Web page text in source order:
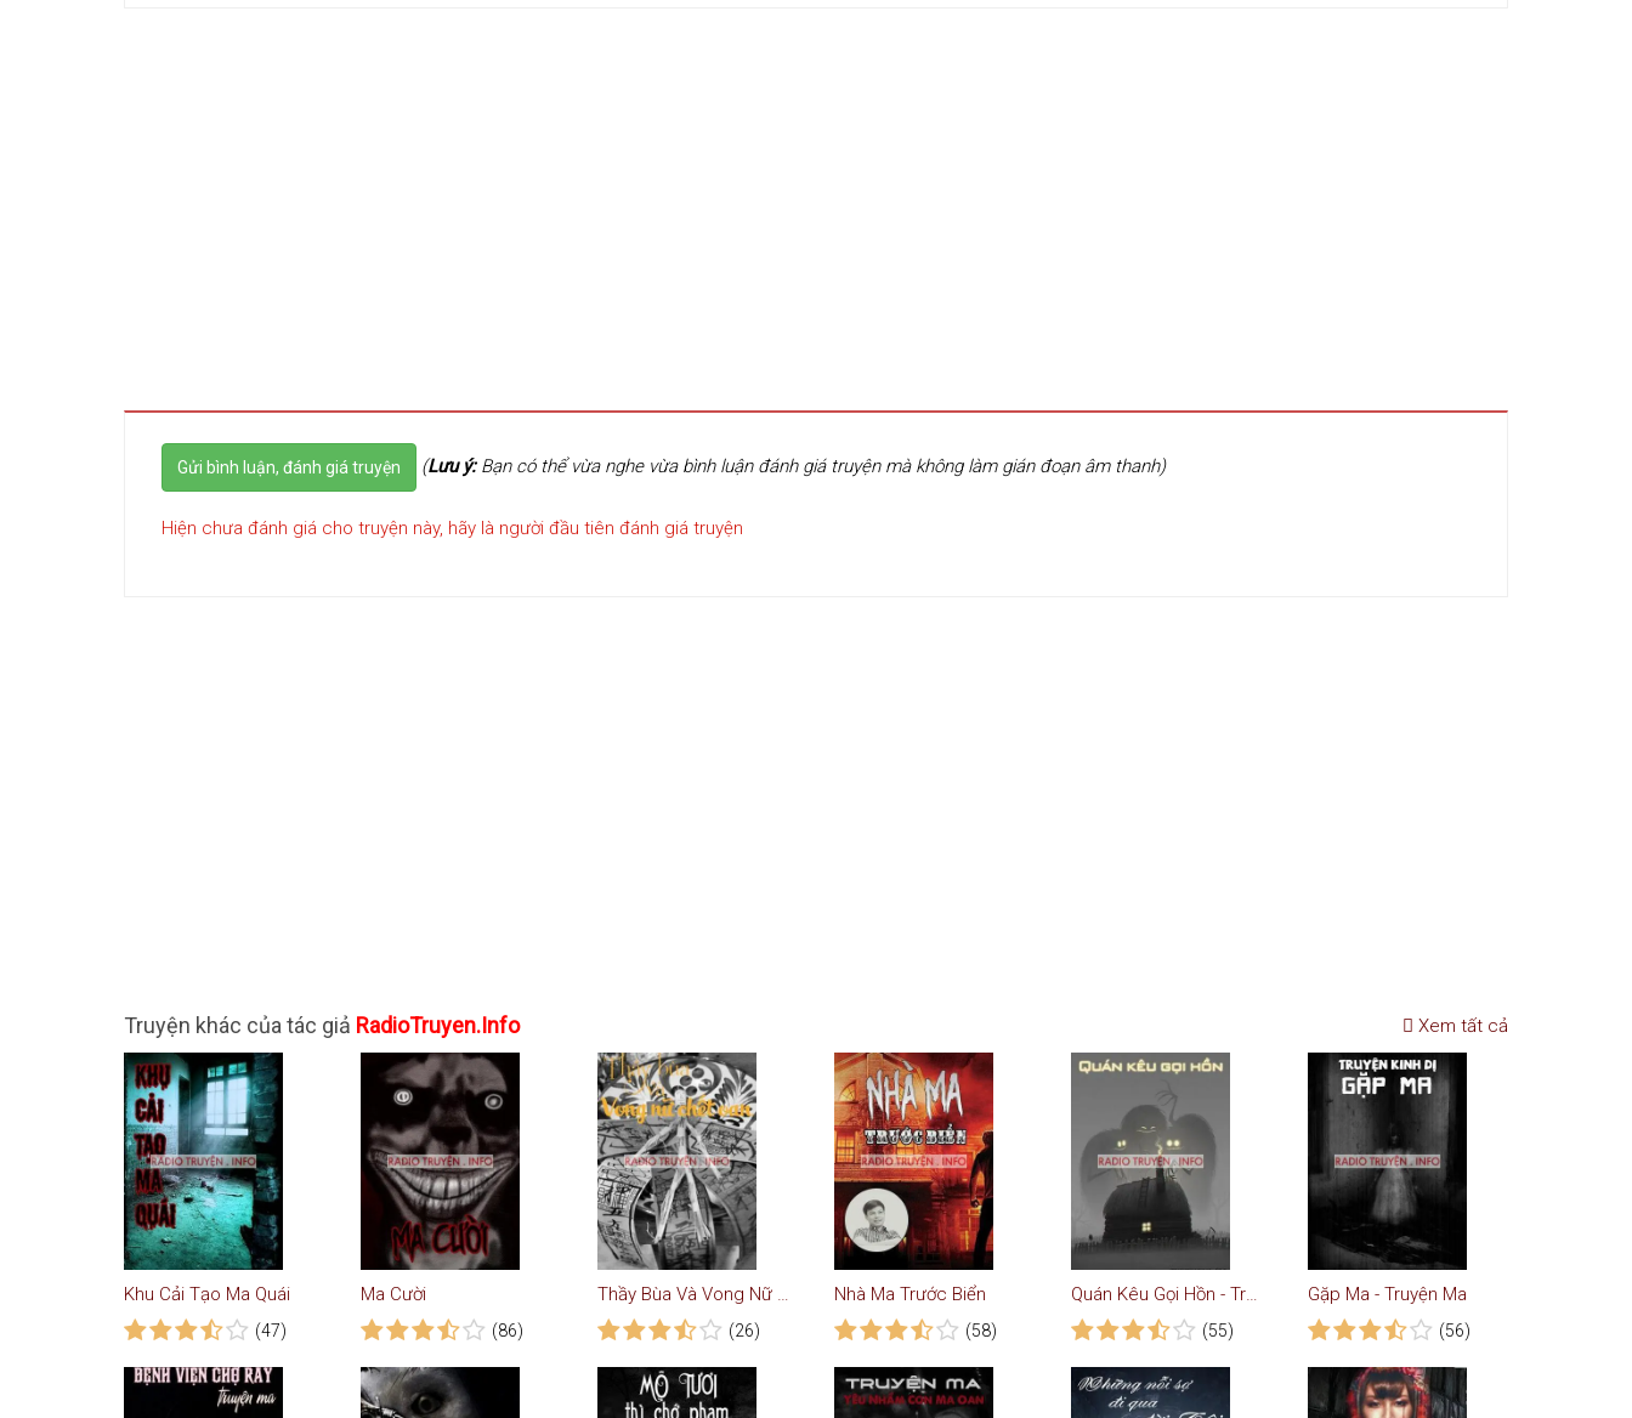
Gửi bình luận, đánh giá truyện (Lưu ý:Bạn có thể vừa nghe vừa bình luận đánh giá truyện mà không làm gián đoạn âm thanh)
Hiện chưa đánh giá cho truyện này, hãy là người đầu tiên đánh giá truyện
Truyện khác của tác giả RadioTruyen.Info Xem tất cả
Khu Cải Tạo Ma Quái
(47)
Ma Cười
(86)
Thầy Bùa Và Vong Nữ Chết Oan - Truyện Ma
(26)
Nhà Ma Trước Biển
(58)
Quán Kêu Gọi Hồn - Truyện Kinh Dị
(55)
Gặp Ma - Truyện Ma
(56)